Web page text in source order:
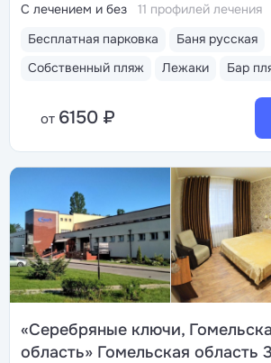
Бесплатная парковка
Баня русская
Собственный пляж
Лежаки Бар
С лечением и без 11 профилей лечения
от 6150 ₽
«Серебряные ключи,
область» Гомельская область 3